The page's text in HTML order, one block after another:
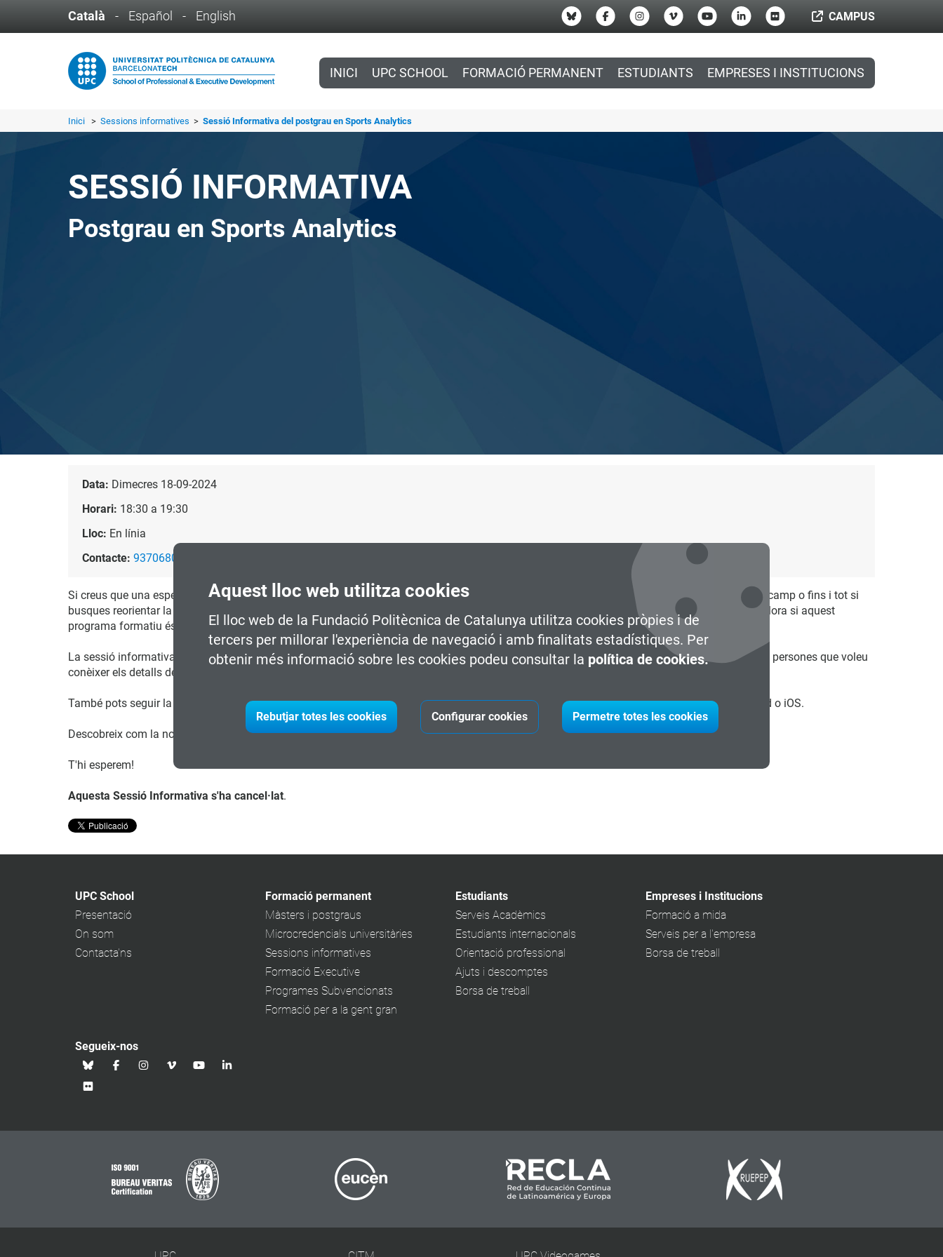
Aquest lloc web utilitza cookies
El lloc web de la Fundació Politècnica de Catalunya utilitza cookies pròpies i de
tercers per millorar l'experiència de navegació i amb finalitats estadístiques. Per
obtenir més informació sobre les cookies podeu consultar la política de cookies.
Rebutjar totes les cookies Configurar cookies Permetre totes les cookies
Català - Español - English CAMPUS
INICI UPC SCHOOL FORMACIÓ PERMANENT ESTUDIANTS EMPRESES I INSTITUCIONS
Inici > Sessions informatives > Sessió Informativa del postgrau en Sports Analytics
SESSIÓ INFORMATIVA
Postgrau en Sports Analytics
Data: Dimecres 18-09-2024
Horari: 18:30 a 19:30
Lloc: En línia
Contacte: 937068035
Si creus que una especialització com aquesta podria obrir-te noves portes en el teu futur laboral, si necessites actualitzar competències al teu camp o fins i tot si
busques reorientar la teva carrera cap a un nou sector emergent, vine a la sessió informativa del
postgrau en Sports Analytics
(Presencial) i valora si aquest
programa formatiu és l'opció que necessites.
La sessió informativa tindrà lloc el dimecres 18-09-2024, a les 18:30,en líniamitjançant l'eina Google Meet i està indicada per a totes aquelles persones que voleu
conèixer els detalls del programa i aclarir dubtes.
També pots seguir la sessió informativa amb el teu dispositiu mòbil, descarregant-te la versió corresponent de l'app Google Meet per a Android o iOS.
Descobreix com la nostra formació et pot ajudar a assolir els teus nous reptes professionals.
T'hi esperem!
Aquesta Sessió Informativa s'ha cancel·lat.
UPC School
Presentació
On som
Contacta'ns
Formació permanent
Màsters i postgraus
Microcredencials universitàries
Sessions informatives
Formació Executive
Programes Subvencionats
Formació per a la gent gran
Estudiants
Serveis Acadèmics
Estudiants internacionals
Orientació professional
Ajuts i descomptes
Borsa de treball
Empreses i Institucions
Formació a mida
Serveis per a l'empresa
Borsa de treball
Segueix-nos